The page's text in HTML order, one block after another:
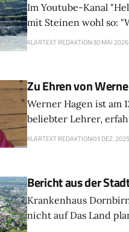
Im Youtube-Kanal
mit Steinen wohl so:
aus Frankfurt am Main im Herzen
KLARTEXT REDAKTION30 MAI 2026
Zu Ehren von
Werner Hagen ist am
beliebter Lehrer,
war auch ein
KLARTEXT REDAKTION03 DEZ. 2025
Bericht aus der
Krankenhaus
nicht auf Das Land plant, die Frauen- und Kinderheilkunde von Dornbirn